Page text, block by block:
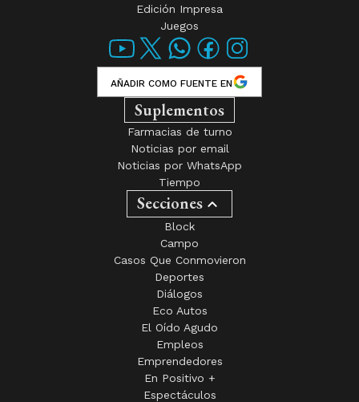
Edición Impresa
Juegos
AÑADIR COMO FUENTE EN
Suplementos
Farmacias de turno
Noticias por email
Noticias por WhatsApp
Tiempo
Secciones
Block
Campo
Casos Que Conmovieron
Deportes
Diálogos
Eco Autos
El Oído Agudo
Empleos
Emprendedores
En Positivo +
Espectáculos